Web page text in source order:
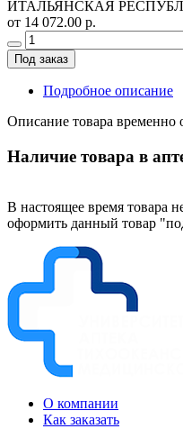
ИТАЛЬЯНСКАЯ
от 14 072.00 р.
Под заказ
Подробное описание
Описание товара временно
Наличие товара в
В настоящее время товара
оформить данный товар
О компании
Как заказать